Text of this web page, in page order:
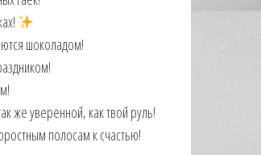
шоколадом!
же уверенной, как твой руль!
полосам к счастью!